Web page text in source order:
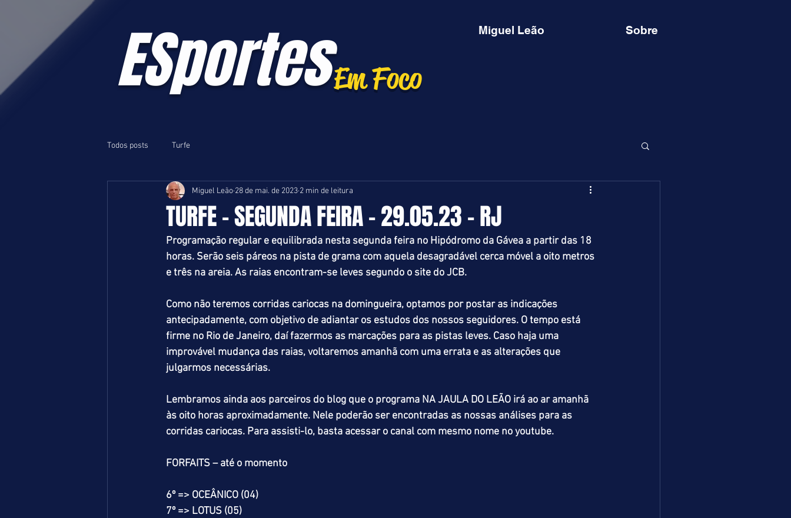
ESportesEm Foco
Miguel Leão Sobre
Todos posts Turfe
TURFE - SEGUNDA FEIRA - 29.05.23 - RJ
Miguel Leão 28 de mai. de 2023 2 min de leitura
Programação regular e equilibrada nesta segunda feira no Hipódromo da Gávea a partir das 18
horas. Serão seis páreos na pista de grama com aquela desagradável cerca móvel a oito metros
e três na areia. As raias encontram-se leves segundo o site do JCB.
Como não teremos corridas cariocas na domingueira, optamos por postar as indicações
antecipadamente, com objetivo de adiantar os estudos dos nossos seguidores. O tempo está
firme no Rio de Janeiro, daí fazermos as marcações para as pistas leves. Caso haja uma
improvável mudança das raias, voltaremos amanhã com uma errata e as alterações que
julgarmos necessárias.
Lembramos ainda aos parceiros do blog que o programa NA JAULA DO LEÃO irá ao ar amanhã
às oito horas aproximadamente. Nele poderão ser encontradas as nossas análises para as
corridas cariocas. Para assisti-lo, basta acessar o canal com mesmo nome no youtube.
FORFAITS – até o momento
6º => OCEÂNICO (04)
7º => LOTUS (05)